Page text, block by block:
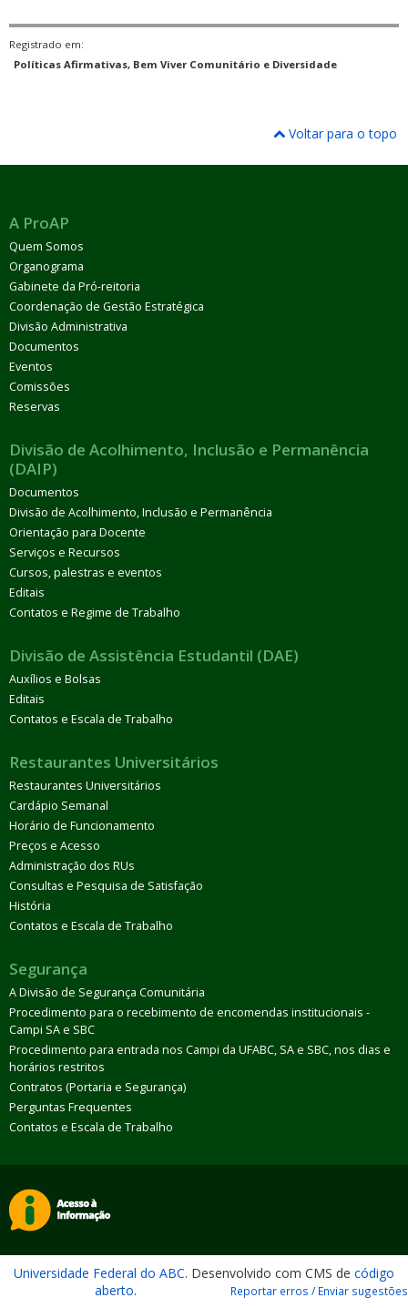
Registrado em:
Políticas Afirmativas, Bem Viver Comunitário e Diversidade
Voltar para o topo
A ProAP
Quem Somos
Organograma
Gabinete da Pró-reitoria
Coordenação de Gestão Estratégica
Divisão Administrativa
Documentos
Eventos
Comissões
Reservas
Divisão de Acolhimento, Inclusão e Permanência
(DAIP)
Documentos
Divisão de Acolhimento, Inclusão e Permanência
Orientação para Docente
Serviços e Recursos
Cursos, palestras e eventos
Editais
Contatos e Regime de Trabalho
Divisão de Assistência Estudantil (DAE)
Auxílios e Bolsas
Editais
Contatos e Escala de Trabalho
Restaurantes Universitários
Restaurantes Universitários
Cardápio Semanal
Horário de Funcionamento
Preços e Acesso
Administração dos RUs
Consultas e Pesquisa de Satisfação
História
Contatos e Escala de Trabalho
Segurança
A Divisão de Segurança Comunitária
Procedimento para o recebimento de encomendas institucionais -
Campi SA e SBC
Procedimento para entrada nos Campi da UFABC, SA e SBC, nos dias e
horários restritos
Contratos (Portaria e Segurança)
Perguntas Frequentes
Contatos e Escala de Trabalho
Universidade Federal do ABC. Desenvolvido com CMS de código
aberto. Reportar erros / Enviar sugestões